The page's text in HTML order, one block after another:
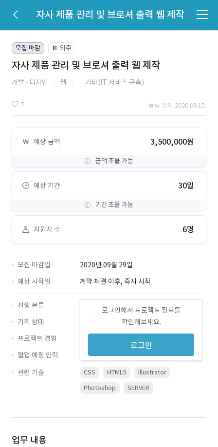
자사 제품 관리 및 브로셔 출력 웹 제작
모집 마감 📔 외주
자사 제품 관리 및 브로셔 출력 웹 제작
개발 디자인 웹 기타(IT 서비스 구축)
7 등록 일자 2020.09.15.
예상 금액 3,500,000원
금액 조율 가능
예상 기간 30일
기간 조율 가능
지원자 수 6명
모집 마감일
2020년 09월 29일
예상 시작일
계약 체결 이후, 즉시 시작
로그인해서 프로젝트 정보를
확인해보세요.
로그인
진행 분류
기획 상태
프로젝트 경험
협업 예정 인력
관련 기술
CSS HTML5
Illustrator
Photoshop
SERVER
업무 내용